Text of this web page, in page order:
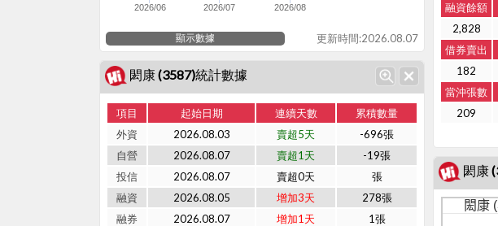
2026/06 2026/07 2026/08
顯示數據 更新時間:2026.08.07
融資餘額
2,828
借券賣出
182
當沖張數
209
閎康 (3587)統計數據
項目 起始日期 連續天數
累積數量
外資
2026.08.03 賣超5天
-696張
自營
2026.08.07 賣超1天
-19張
投信
2026.08.07 賣超0天
張
融資
2026.08.05 增加3天
278張
融券
2026.08.07 增加1天
1張
閎康
閎康